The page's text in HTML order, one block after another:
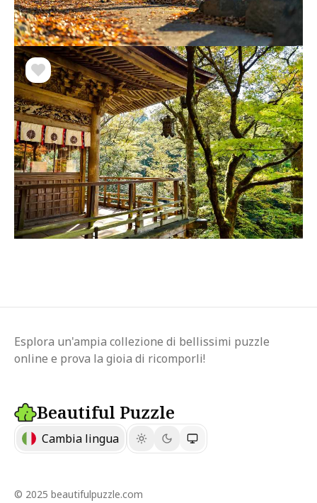
Esplora un'ampia collezione di bellissimi puzzle
online e prova la gioia di ricomporli!
Beautiful Puzzle
Cambia lingua
© 2025 beautifulpuzzle.com